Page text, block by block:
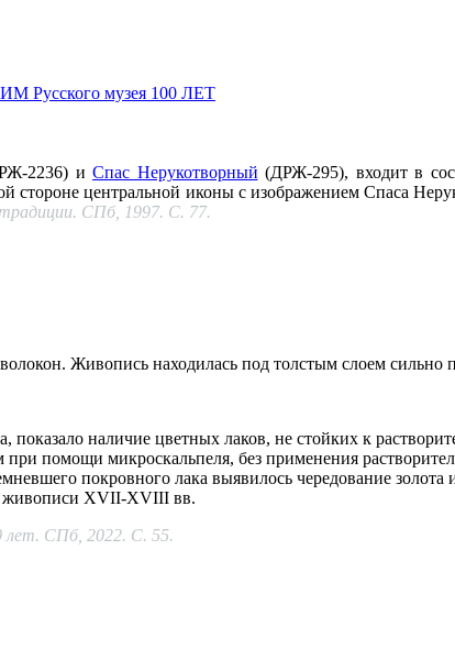
музея 100 ЛЕТ
2236) и Спас Нерукотворный (ДРЖ-295), входит в
центральной иконы с изображением Спаса
СПб, 1997. С. 77.
Живопись находилась под толстым слоем
наличие цветных лаков, не стойких к
при помощи микроскальпеля, без применения
покровного лака выявилось чередование золота
живописи XVII-XVIII вв.
лет. СПб, 2022. С. 55.